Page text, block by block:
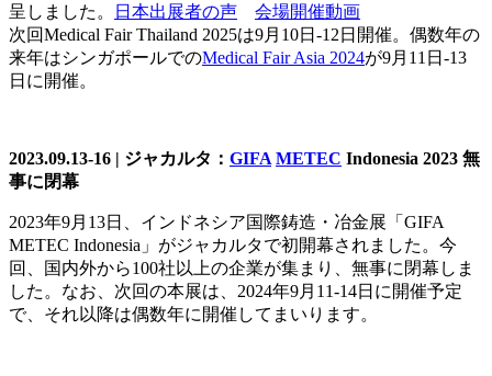
呈しました。
日本出展者の声
会場開催動画
次回Medical Fair Thailand 2025は9月10日-12日開催。偶数年の
来年はシンガポールでのMedical Fair Asia 2024が9月11日-13
日に開催。
2023.09.13-16 | ジャカルタ： GIFA METEC Indonesia 2023 無
事に閉幕
2023年9月13日、インドネシア国際鋳造・冶金展「GIFA
METEC Indonesia」がジャカルタで初開幕されました。今
回、国内外から100社以上の企業が集まり、無事に閉幕しま
した。なお、次回の本展は、2024年9月11-14日に開催予定
で、それ以降は偶数年に開催してまいります。